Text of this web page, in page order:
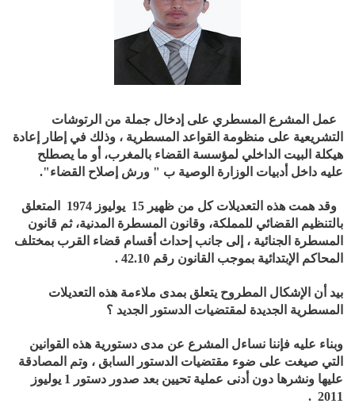
عمل المشرع المسطري على إدخال جملة من الرتوشات
التشريعية على منظومة القواعد المسطرية ، وذلك في إطار إعادة
هيكلة البيت الداخلي لمؤسسة القضاء بالمغرب، أو ما يصطلح
عليه داخل أدبيات الوزارة الوصية ب " ورش إصلاح القضاء".
وقد همت هذه التعديلات كل من ظهير 15 يوليوز 1974 المتعلق
بالتنظيم القضائي للمملكة، وقانون المسطرة المدنية، ثم قانون
المسطرة الجنائية ، إلى جانب إحداث أقسام قضاء القرب بمختلف
المحاكم الإبتدائية بموجب القانون رقم 42.10 .
بيد أن الإشكال المطروح يتعلق بمدى ملاءمة هذه التعديلات
المسطرية الجديدة لمقتضيات الدستور الجديد ؟
وبناء عليه فإننا نساءل المشرع عن مدى دستورية هذه القوانين
التي صيغت على ضوء مقتضيات الدستور السابق ، وتم المصادقة
عليها ونشرها دون أدنى عملية تحيين بعد صدور دستور 1 يوليوز
2011 .